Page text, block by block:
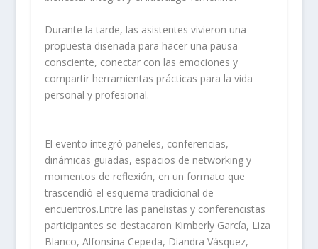
Durante la tarde, las asistentes vivieron una
propuesta diseñada para hacer una pausa
consciente, conectar con las emociones y
compartir herramientas prácticas para la vida
personal y profesional.
El evento integró paneles, conferencias,
dinámicas guiadas, espacios de networking y
momentos de reflexión, en un formato que
trascendió el esquema tradicional de
encuentros.Entre las panelistas y conferencistas
participantes se destacaron Kimberly García, Liza
Blanco, Alfonsina Cepeda, Diandra Vásquez,